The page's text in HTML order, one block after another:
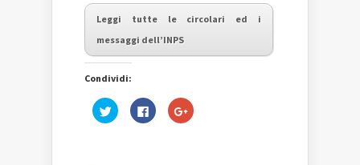
Leggi tutte le circolari ed i
messaggi dell’INPS
Condividi:
Fai
clic
Fai
clic
Fai
clic